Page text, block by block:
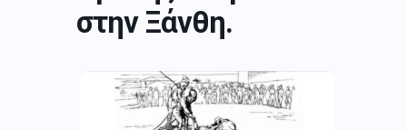
στην Ξάνθη.